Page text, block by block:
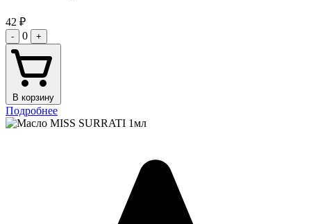
42 ₽
- 0 +
В корзину
Подробнее